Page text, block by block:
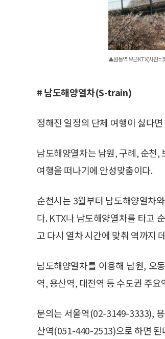
▲원동역 부근 KTX(사진 =
# 남도해양열차(S-train)
정해진 일정의 단체 여행이 싫다
남도해양열차는 남원, 구례, 순천,
여행을 떠나기에 안성맞춤이다.
순천시는 3월부터 남도해양열차
다. KTX나 남도해양열차를 타고
고 다시 열차 시간에 맞춰 역까지
남도해양열차를 이용해 남원, 오
역, 용산역, 대전역 등 수도권 주
문의는 서울역(02-3149-3333),
산역(051-440-2513)으로 하면 된